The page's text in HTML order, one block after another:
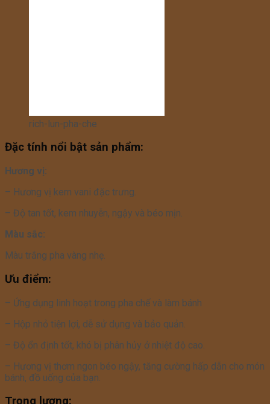
rich-lun-pha-che
Đặc tính nổi bật sản phẩm:
Hương vị:
– Hương vị kem vani đặc trưng.
– Độ tan tốt, kem nhuyễn, ngậy và béo mịn.
Màu sắc:
Màu trắng pha vàng nhẹ.
Ưu điểm:
– Ứng dụng linh hoạt trong pha chế và làm bánh
– Hộp nhỏ tiện lợi, dễ sử dụng và bảo quản.
– Độ ổn định tốt, khó bị phân hủy ở nhiệt độ cao.
– Hương vị thơm ngon béo ngậy, tăng cường hấp dẫn cho món
bánh, đồ uống của bạn.
Trọng lượng: